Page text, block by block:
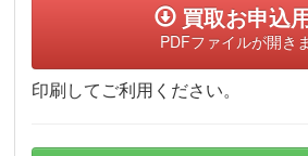
買取お申込
PDFファイルが開き
印刷してご利用ください。